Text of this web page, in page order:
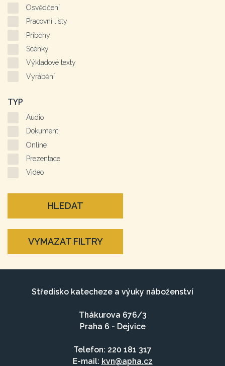
Osvědčení
Pracovní listy
Příběhy
Scénky
Výkladové texty
Vyrábění
TYP
Audio
Dokument
Online
Prezentace
Video
HLEDAT
VYMAZAT FILTRY
Středisko katecheze a výuky náboženství
Thákurova 676/3
Praha 6 - Dejvice
Telefon: 220 181 317
E-mail: kvn@apha.cz